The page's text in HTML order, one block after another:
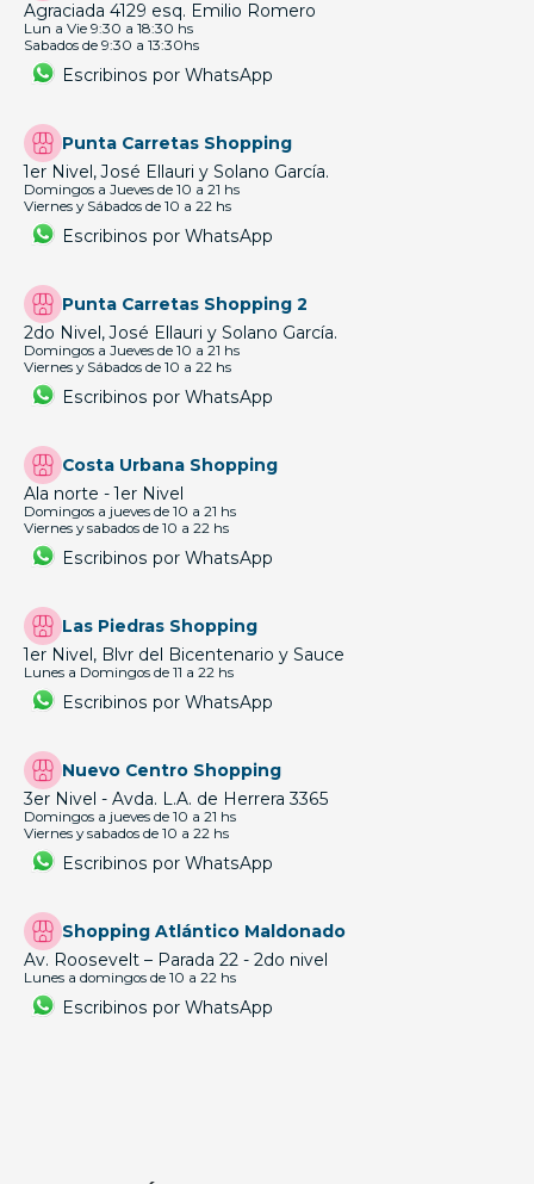
Agraciada 4129 esq. Emilio Romero
Lun a Vie 9:30 a 18:30 hs
Sabados de 9:30 a 13:30hs
Escribinos por WhatsApp
Punta Carretas Shopping
1er Nivel, José Ellauri y Solano García.
Domingos a Jueves de 10 a 21 hs
Viernes y Sábados de 10 a 22 hs
Escribinos por WhatsApp
Punta Carretas Shopping 2
2do Nivel, José Ellauri y Solano García.
Domingos a Jueves de 10 a 21 hs
Viernes y Sábados de 10 a 22 hs
Escribinos por WhatsApp
Costa Urbana Shopping
Ala norte - 1er Nivel
Domingos a jueves de 10 a 21 hs
Viernes y sabados de 10 a 22 hs
Escribinos por WhatsApp
Las Piedras Shopping
1er Nivel, Blvr del Bicentenario y Sauce
Lunes a Domingos de 11 a 22 hs
Escribinos por WhatsApp
Nuevo Centro Shopping
3er Nivel - Avda. L.A. de Herrera 3365
Domingos a jueves de 10 a 21 hs
Viernes y sabados de 10 a 22 hs
Escribinos por WhatsApp
Shopping Atlántico Maldonado
Av. Roosevelt – Parada 22 - 2do nivel
Lunes a domingos de 10 a 22 hs
Escribinos por WhatsApp